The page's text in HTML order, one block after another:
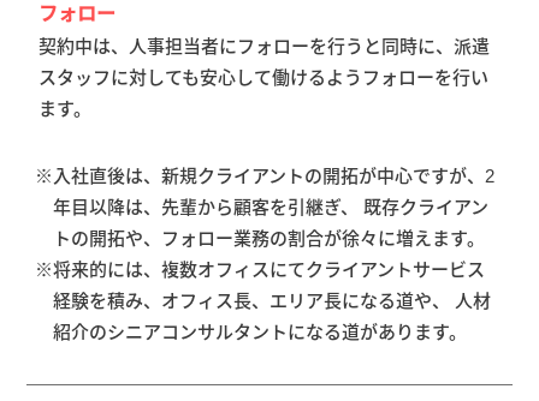
フォロー
契約中は、人事担当者にフォローを行うと同時に、派遣
スタッフに対しても安心して働けるようフォローを行い
ます。
入社直後は、新規クライアントの開拓が中心ですが、2
年目以降は、先輩から顧客を引継ぎ、 既存クライアン
トの開拓や、フォロー業務の割合が徐々に増えます。
将来的には、複数オフィスにてクライアントサービス
経験を積み、オフィス長、エリア長になる道や、 人材
紹介のシニアコンサルタントになる道があります。